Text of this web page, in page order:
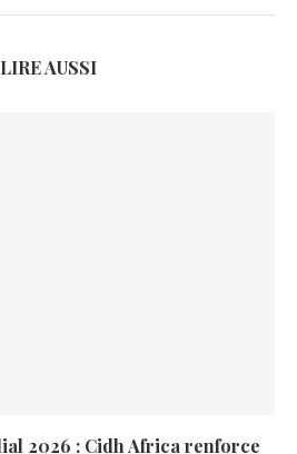
LIRE AUSSI
2026 : Cidh Africa renforce